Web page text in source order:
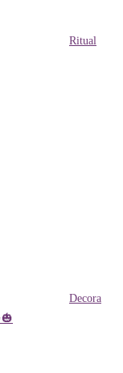
Ritual
Decora